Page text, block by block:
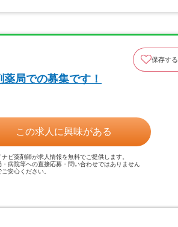
保存する
局での募集です！
この求人に興味がある
ナビ薬剤師が求人情報を無料でご提供します。
・病院等への直接応募・問い合わせではありません
ご安心ください。